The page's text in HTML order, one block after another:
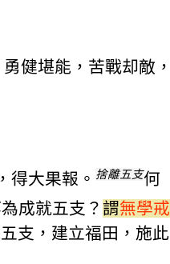
健堪能，苦戰却敵，
得大果報。 捨離五支何
成就五支？ 謂無學戒
支，建立福田，施此